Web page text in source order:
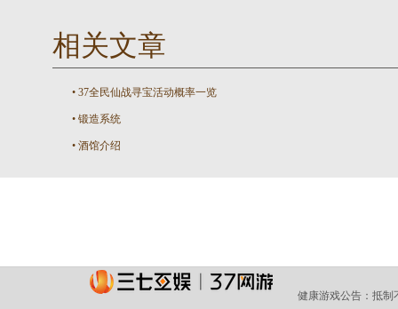
相关文章
• 37全民仙战寻宝活动概率一览
• 锻造系统
• 酒馆介绍
健康游戏公告： 抵制